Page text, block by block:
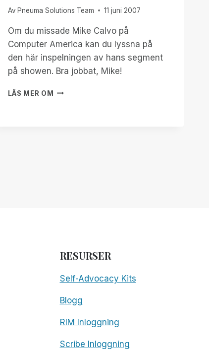
Av Pneuma Solutions Team 11 juni 2007
Om du missade Mike Calvo på
Computer America kan du lyssna på
den här inspelningen av hans segment
på showen. Bra jobbat, Mike!
LÄS MER OM UPPSPELNING
RESURSER
Self-Advocacy Kits
Blogg
RIM Inloggning
Scribe Inloggning